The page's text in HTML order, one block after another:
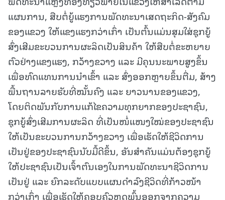
ແຜນການ, ສືບຕໍ່ຍູ້ແຮງການພັດທະນາເສດຖະກິດ-ສັງຄົມ
ຂອງແຂວງ ໃຫ້ແຂງແຮງກວ່າເກົ່າ ເປັນຕົ້ນແມ່ນສຸມໃສ່ຊຸກຍູ້
ສົ່ງເສີມຂະບວນການຜະລິດເປັນສິນຄ້າ ໃຫ້ສືບຕໍ່ຂະຫຍາຍ
ຕົວຢ່າງແຂງແຮງ, ກວ້າງຂວາງ ແລະ ມີຄຸນນະພາບສູງຂຶ້ນ
ເພື່ອທົດແທນການນຳເຂົ້າ ແລະ ສົ່ງອອກຫຼາຍຂຶ້ນຕື່ມ, ສ້າງ
ພື້ນຖານລາຍຮັບທີ່ໝັ້ນຄົງ ແລະ ຍາວນານຂອງແຂວງ,
ໂດຍຕິດພັນກັບການແກ້ໄຂຄວາມທຸກຍາກຂອງປະຊາຊົນ,
ຊຸກຍູ້ສົ່ງເສີມການຜະລິດ ທີ່ເປັນໜໍ່ແໜງໃໝ່ຂອງປະຊາຊົນ
ໃຫ້ເປັນຂະບວນການກວ້າງຂວາງ ເພື່ອເຮັດໃຫ້ຊີວິດການ
ເປັນຢູ່ຂອງປະຊາຊົນນັບມື້ດີຂຶ້ນ, ອັນສໍາຄັນແມ່ນຕ້ອງຊຸກຍູ້
ໃຫ້ປະຊາຊົນເປັນເຈົ້າຕົນເອງໃນການພັດທະນາຊີວິດການ
ເປັນຢູ່ ແລະ ຍົກລະດັບແບບແຜນດໍາລົງຊີວິດທີ່ກ້າວໜ້າ
ກວ່າເກົ່າ ເພື່ອເຮັດໃຫ້ຄອບຄົວຫຼຸດພົ້ນອອກຈາກຄວາມ